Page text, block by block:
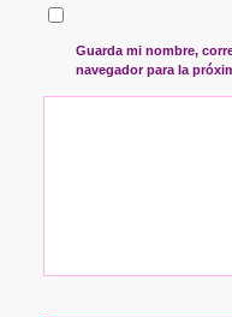
Guarda mi nombre,
navegador para la